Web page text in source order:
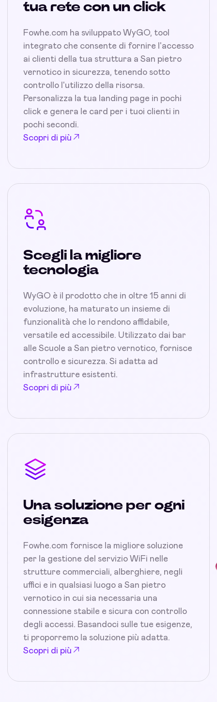
tua rete con un click
Fowhe.com ha sviluppato WyGO, tool
integrato che consente di fornire l'accesso
ai clienti della tua struttura a San pietro
vernotico in sicurezza, tenendo sotto
controllo l'utilizzo della risorsa.
Personalizza la tua landing page in pochi
click e genera le card per i tuoi clienti in
pochi secondi.
Scopri di più
Scegli la migliore
tecnologia
WyGO è il prodotto che in oltre 15 anni di
evoluzione, ha maturato un insieme di
funzionalità che lo rendono affidabile,
versatile ed accessibile. Utilizzato dai bar
alle Scuole a San pietro vernotico, fornisce
controllo e sicurezza. Si adatta ad
infrastrutture esistenti.
Scopri di più
Una soluzione per ogni
esigenza
Fowhe.com fornisce la migliore soluzione
per la gestione del servizio WiFi nelle
strutture commerciali, alberghiere, negli
uffici e in qualsiasi luogo a San pietro
vernotico in cui sia necessaria una
connessione stabile e sicura con controllo
degli accessi. Basandoci sulle tue esigenze,
ti proporremo la soluzione più adatta.
Scopri di più